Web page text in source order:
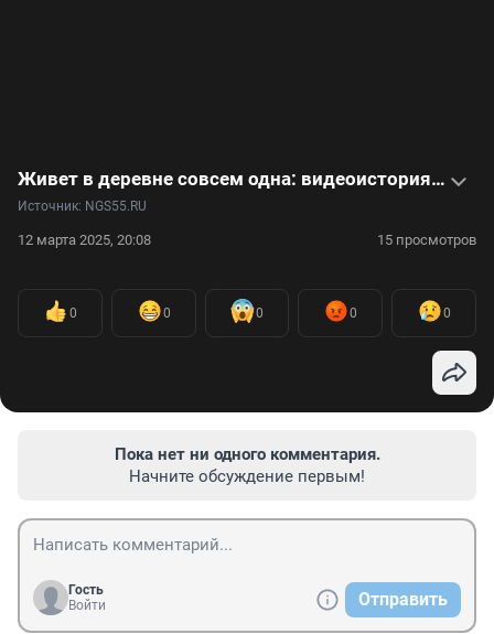
Живет в деревне совсем одна: видеоистория 82-летней Надежды Архиповны
Источник: NGS55.RU
12 марта 2025, 20:08 15 просмотров
0 0 0 0 0
Пока нет ни одного комментария.
Начните обсуждение первым!
Гость
Войти
Отправить